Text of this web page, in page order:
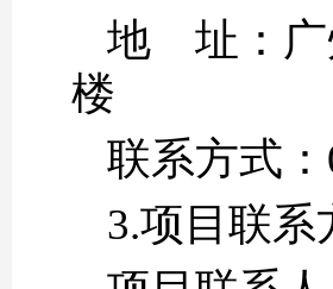
地 址：广
联系
3.项目联系